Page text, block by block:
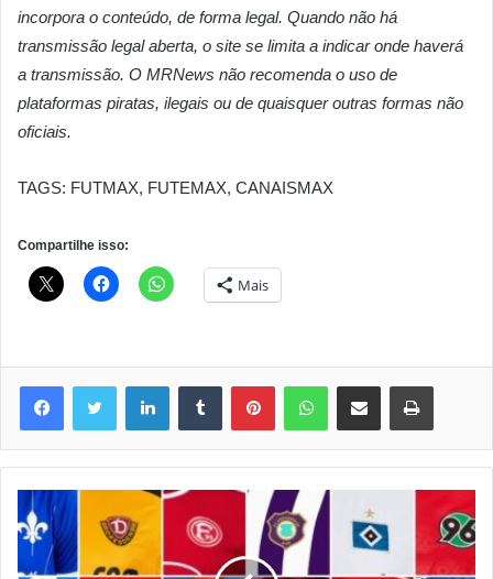
incorpora o conteúdo, de forma legal. Quando não há
transmissão legal aberta, o site se limita a indicar onde haverá
a transmissão. O MRNews não recomenda o uso de
plataformas piratas, ilegais ou de quaisquer outras formas não
oficiais.
TAGS: FUTMAX, FUTEMAX, CANAISMAX
Compartilhe isso:
Mais
LinkedinTumblr PinterestWhatsAppCompartilhar via e-mail Imprimir